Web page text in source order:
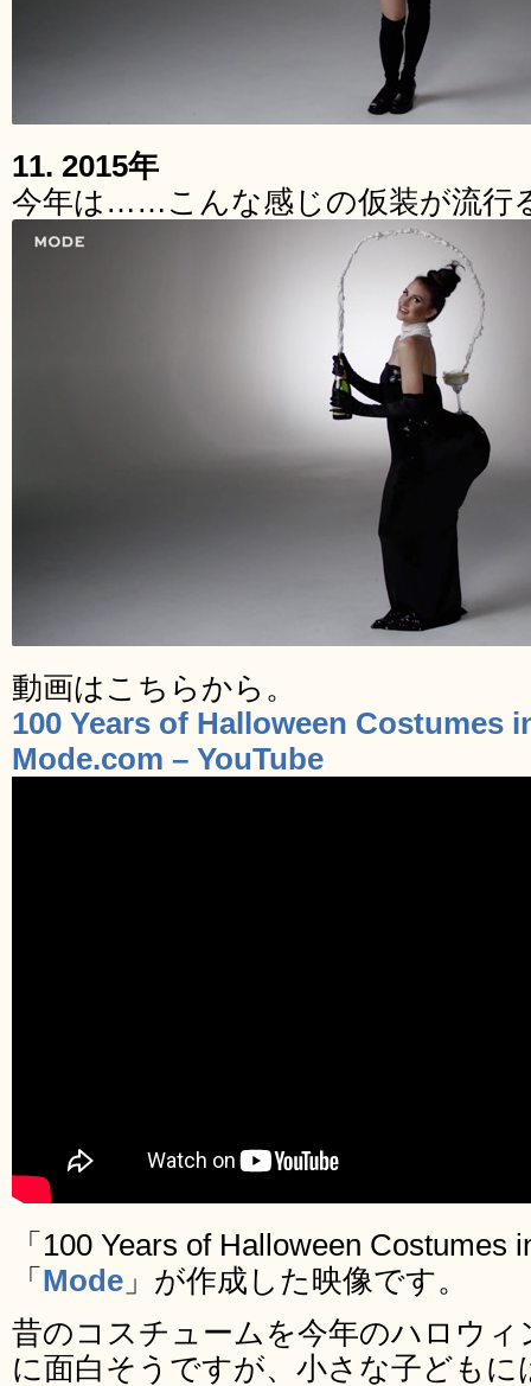
11. 2015年
今年は……こんな感じの仮装が流行
動画はこちらから。
100 Years of Halloween Costumes
Mode.com – YouTube
「100 Years of Halloween Costumes
「 Mode 」が作成した映像です。
昔のコスチュームを今年のハロウ
に面白そうですが、小さな子ども